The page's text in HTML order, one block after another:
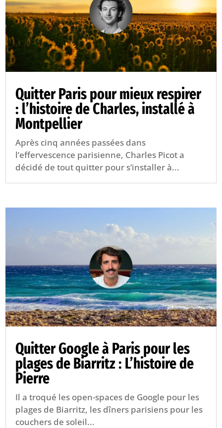
Quitter Paris pour mieux respirer
: l’histoire de Charles, installé à
Montpellier
Après cinq années passées dans
l’effervescence parisienne, Charles Picot a
décidé de tout quitter pour s’installer à...
Quitter Google à Paris pour les
plages de Biarritz : L’histoire de
Pierre
Il a troqué les open-spaces de Google pour les
plages de Biarritz, les dîners parisiens pour les
couchers de soleil...